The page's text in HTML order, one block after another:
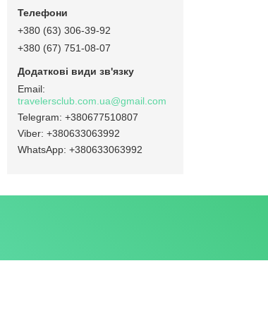
+380 (63) 306-39-92
+380 (67) 751-08-07
travelersclub.com.ua@gmail.com
+380677510807
+380633063992
+380633063992